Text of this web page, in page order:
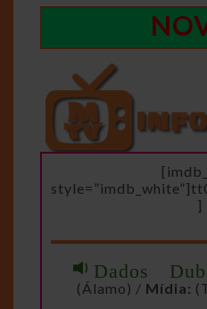
]
Dados
(Álamo) / Mídia: